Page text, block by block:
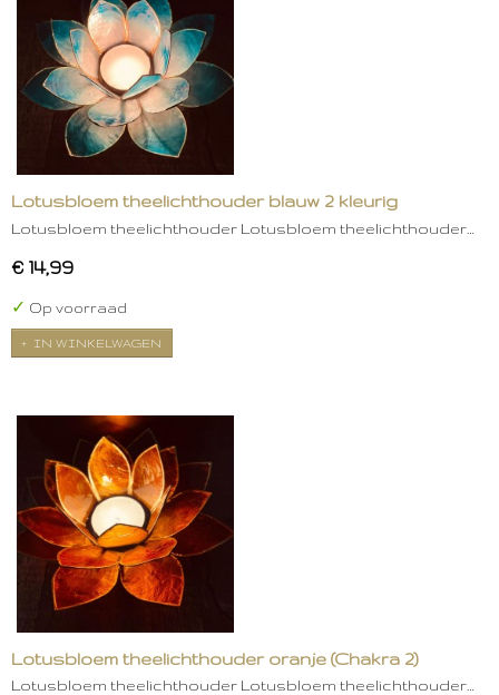
Lotusbloem theelichthouder blauw 2 kleurig
Lotusbloem theelichthouder Lotusbloem theelichthouder…
€ 14,99
✓ Op voorraad
IN WINKELWAGEN
Lotusbloem theelichthouder oranje (Chakra 2)
Lotusbloem theelichthouder Lotusbloem theelichthouder…